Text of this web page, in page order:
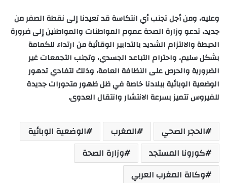
وعليه، ومن أجل تجنب أي انتكاسة قد تعيدنا إلى نقطة الصفر من
جديد، تدعو وزارة الصحة عموم المواطنات والمواطنين إلى ضرورة
الحيطة والالتزام الشديد بالتدابير الوقائية من ارتداء للكمامة
بشكل سليم، واحترام التباعد الجسدي، وتجنب التجمعات غير
الضرورية والحرص على النظافة العامة، وذلك لتفادي تدهور
الوضعية الوبائية ببلادنا خاصة في ظل ظهور متحورات جديدة
للفيروس تتميز بسرعة الانتشار وانتقال العدوى.
الحجر الصحي المغرب
الوضعية الوبائية
كورونا المستجد
وزارة الصحة
وكالة المغرب العربي